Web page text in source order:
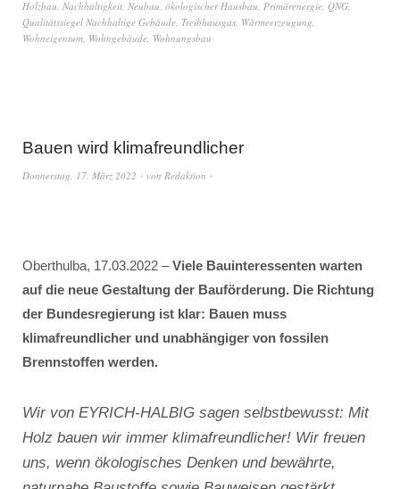
Holzbau, Nachhaltigkeit, Neubau, ökologischer Hausbau, Primärenergie, QNG,
Qualitätssiegel Nachhaltige Gebäude, Treibhausgas, Wärmeerzeugung,
Wohneigentum, Wohngebäude, Wohnungsbau
Bauen wird klimafreundlicher
Donnerstag, 17. März 2022 von Redaktion
Oberthulba, 17.03.2022 –Viele Bauinteressenten warten
auf die neue Gestaltung der Bauförderung. Die Richtung
der Bundesregierung ist klar: Bauen muss
klimafreundlicher und unabhängiger von fossilen
Brennstoffen werden.
Wir von EYRICH-HALBIG sagen selbstbewusst: Mit
Holz bauen wir immer klimafreundlicher! Wir freuen
uns, wenn ökologisches Denken und bewährte,